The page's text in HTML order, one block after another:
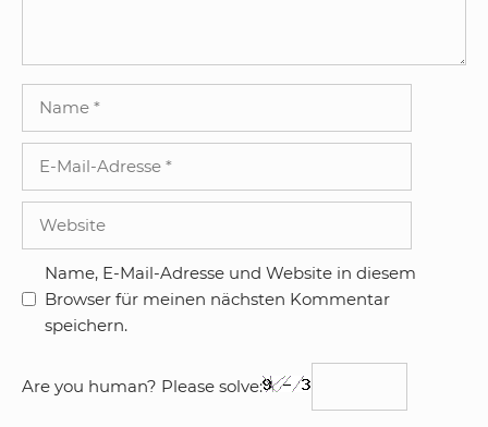
Adresse
Name, E-Mail-Adresse und Website in diesem
Browser für meinen nächsten Kommentar
speichern.
Are you human? Please solve: